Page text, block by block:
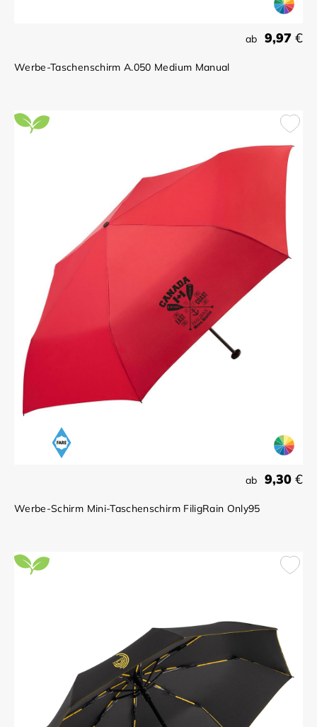
ab 9,97 €
Werbe-Taschenschirm A.050 Medium Manual
ab 9,30 €
Werbe-Schirm Mini-Taschenschirm FiligRain Only95